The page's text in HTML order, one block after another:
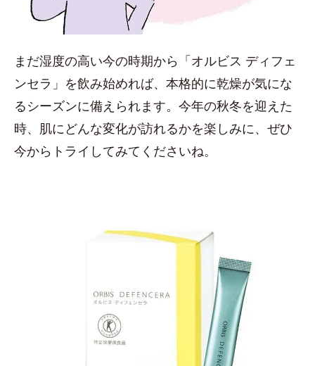
まだ湿度の高い今の時期から「オルビス ディフェ
ンセラ」を飲み始めれば、本格的に乾燥が気にな
るシーズンに備えられます。今年の秋冬を迎えた
時、肌にどんな変化が訪れるかを楽しみに、ぜひ
今からトライしてみてくださいね。